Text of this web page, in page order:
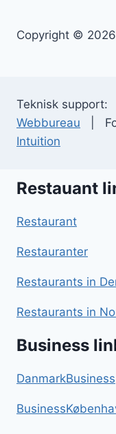
Copyright ©
Teknisk support:
Webbureau |
Intuition
Restauant
Restaurant
Restauranter
Restaurants in
Restaurants in
Business
DanmarkBusiness